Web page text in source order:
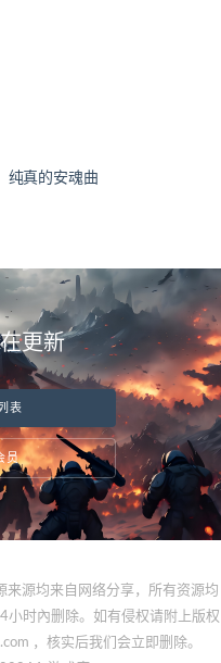
纯真的安魂曲
更新
表
员
源均来自网络分享，所有资源均
小时內删除。如有侵权请附上版权
，核实后我们会立即删除。